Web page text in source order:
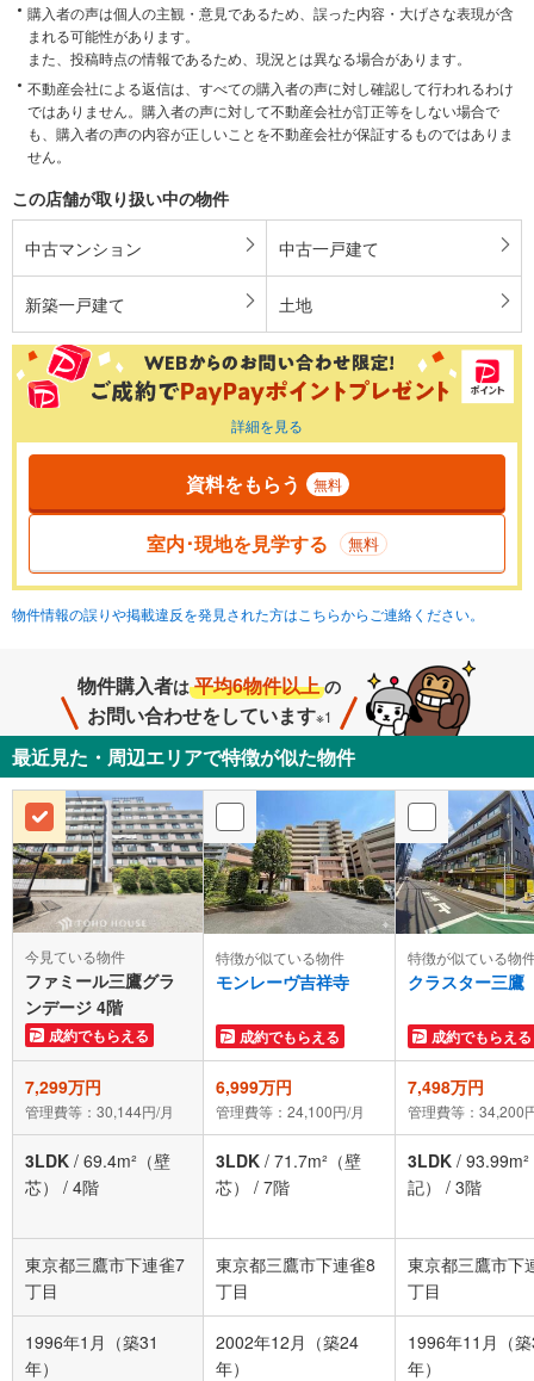
購入者の声は個人の主観・意見であるため、誤った内容・大げさな表現が含
まれる可能性があります。
また、投稿時点の情報であるため、現況とは異なる場合があります。
不動産会社による返信は、すべての購入者の声に対し確認して行われるわけ
ではありません。購入者の声に対して不動産会社が訂正等をしない場合で
も、購入者の声の内容が正しいことを不動産会社が保証するものではありま
せん。
この店舗が取り扱い中の物件
中古マンション 中古一戸建て
新築一戸建て 土地
詳細を見る
資料をもらう 無料
室内･現地を見学する 無料
物件情報の誤りや掲載違反を発見された方はこちらからご連絡ください。
物件購入者は 平均6物件以上 の
お問い合わせをしています※1
最近見た・周辺エリアで特徴が似た物件
今見ている物件
ファミール三鷹グラ
ンデージ 4階
成約でもらえる
特徴が似ている物件
モンレーヴ吉祥寺
成約でもらえる
特徴が似ている物
クラスター三鷹
成約でもらえる
7,299万円
管理費等：30,144円/月
6,999万円
管理費等：24,100円/月
7,498万円
管理費等：34,200
3LDK / 69.4m²（壁
芯）
/ 4階
3LDK / 71.7m²（壁
芯）
/ 7階
3LDK /
記）
/ 3階
東京都三鷹市下連雀7
丁目
東京都三鷹市下連雀8
丁目
東京都三鷹市下
丁目
1996年1月（築31
年）
2002年12月（築24
年）
1996年11月（
年）